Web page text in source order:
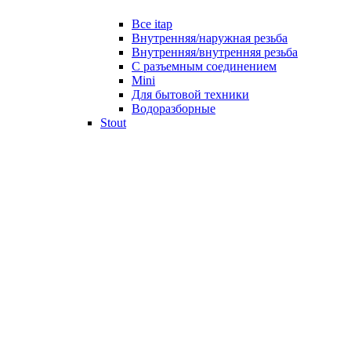
Все itap
Внутренняя/наружная резьба
Внутренняя/внутренняя резьба
С разъемным соединением
Mini
Для бытовой техники
Водоразборные
Stout